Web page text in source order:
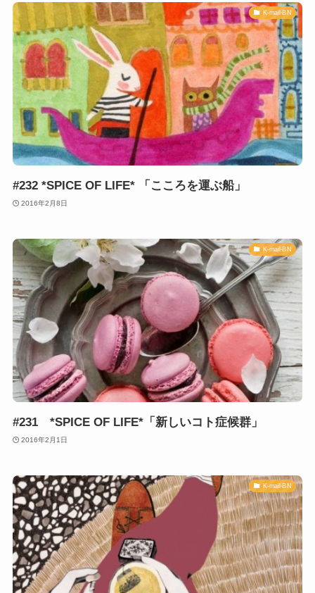
K-mail-BN
#232 *SPICE OF LIFE* 「こころを運ぶ船」
2016年2月8日
K-mail-BN
#231 *SPICE OF LIFE*「新しいコト症候群」
2016年2月1日
K-mail-BN